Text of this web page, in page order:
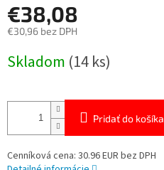
€38,08
€30,96 bez DPH
cena:
Skladom (14 ks)
Pridať do košíka
Cenníková cena: 30.96 EUR bez DPH